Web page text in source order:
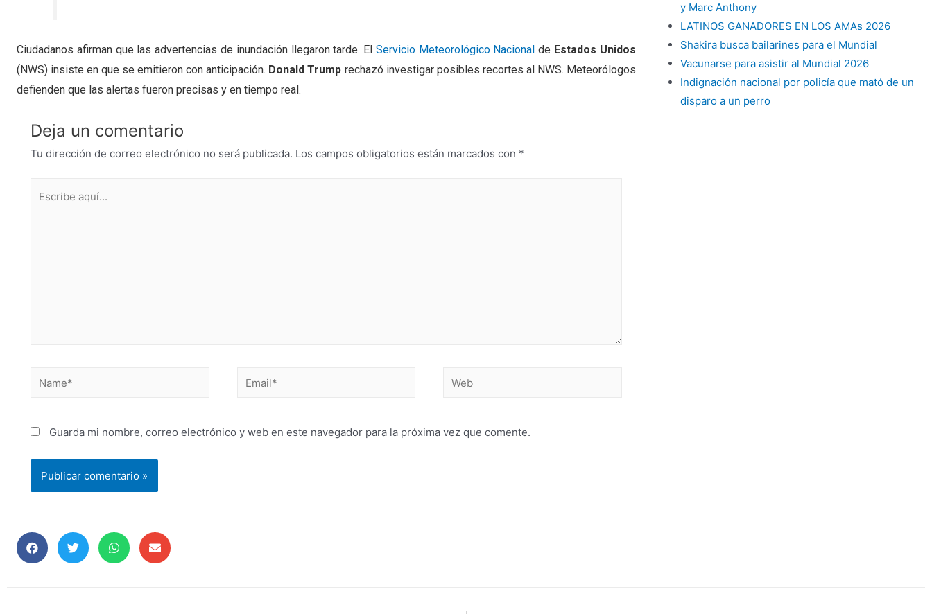
Ciudadanos afirman que las advertencias de inundación llegaron tarde. El Servicio Meteorológico Nacional de Estados Unidos
(NWS) insiste en que se emitieron con anticipación. Donald Trump rechazó investigar posibles recortes al NWS. Meteorólogos
defienden que las alertas fueron precisas y en tiempo real.
Deja un comentario
Tu dirección de correo electrónico no será publicada. Los campos obligatorios están marcados con *
Guarda mi nombre, correo electrónico y web en este navegador para la próxima vez que comente.
y Marc Anthony
LATINOS GANADORES EN LOS AMAs 2026
Shakira busca bailarines para el Mundial
Vacunarse para asistir al Mundial 2026
Indignación nacional por policía que mató de un
disparo a un perro